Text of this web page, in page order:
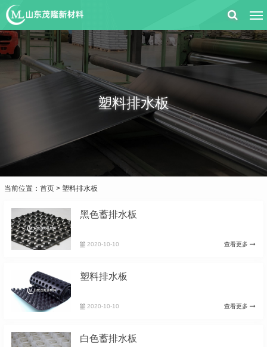
塑料排水板
当前位置： 首页 > 塑料排水板
黑色蓄排水板
查看更多
2020-10-10
塑料排水板
查看更多
2020-10-10
白色蓄排水板